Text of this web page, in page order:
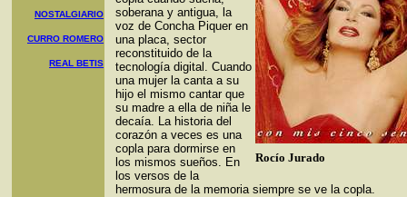
NOSTALGIARIO
CURRO ROMERO
REAL BETIS
Rocío Jurado
soberana y antigua, la
voz de Concha Piquer en
una placa, sector
reconstituido de la
tecnología digital. Cuando
una mujer la canta a su
hijo el mismo cantar que
su madre a ella de niña le
decaía. La historia del
corazón a veces es una
copla para dormirse en
los mismos sueños. En
los versos de la
hermosura de la memoria siempre se ve la copla.